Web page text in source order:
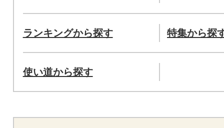
ランキングから探す 特集から探
使い道から探す